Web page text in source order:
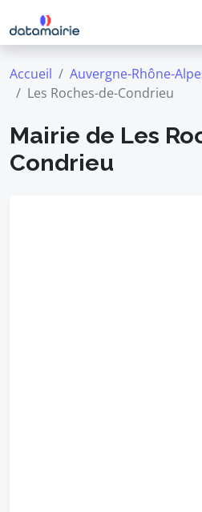
Accueil Auvergne-Rhône-
Les Roches-de-Condrieu
Mairie de Les
Condrieu